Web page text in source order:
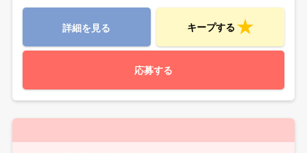
詳細を見る キープする
応募する